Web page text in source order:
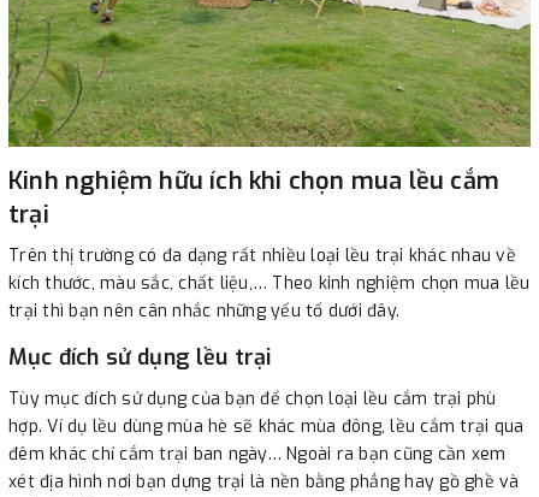
Kinh nghiệm hữu ích khi chọn mua lều cắm
trại
Trên thị trường có đa dạng rất nhiều loại lều trại khác nhau về
kích thước, màu sắc, chất liệu,… Theo kinh nghiệm chọn mua lều
trại thì bạn nên cân nhắc những yếu tố dưới đây.
Mục đích sử dụng lều trại
Tùy mục đích sử dụng của bạn để chọn loại lều cắm trại phù
hợp. Ví dụ lều dùng mùa hè sẽ khác mùa đông, lều cắm trại qua
đêm khác chỉ cắm trại ban ngày… Ngoài ra bạn cũng cần xem
xét địa hình nơi bạn dựng trại là nền bằng phẳng hay gồ ghề và